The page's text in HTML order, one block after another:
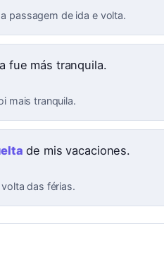
passagem de ida e volta.
fue más tranquila.
mais tranquila.
de mis vacaciones.
das férias.